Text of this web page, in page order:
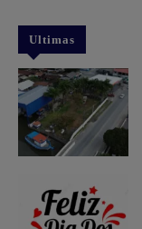
Ultimas